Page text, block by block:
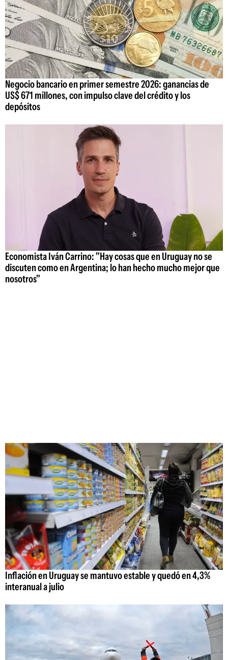
Negocio bancario en primer semestre 2026: ganancias de
US$ 671 millones, con impulso clave del crédito y los
depósitos
Economista Iván Carrino: "Hay cosas que en Uruguay no se
discuten como en Argentina; lo han hecho mucho mejor que
nosotros"
Inflación en Uruguay se mantuvo estable y quedó en 4,3%
interanual a julio